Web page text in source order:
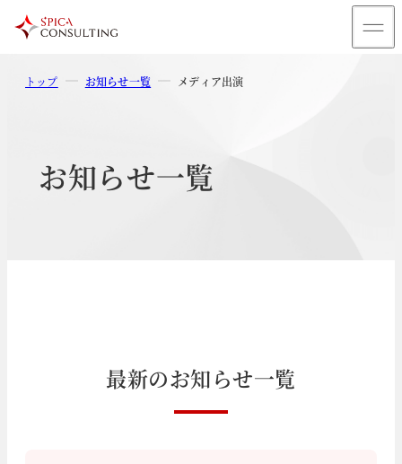
トップ お知らせ一覧 メディア出演
お知らせ一覧
最新のお知らせ一覧